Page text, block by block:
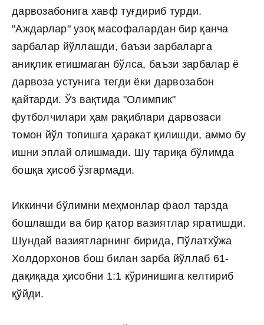
дарвозабонига хавф туғдириб турди.
"Аждарлар" узоқ масофалардан бир қанча
зарбалар йўллашди, баъзи зарбаларга
аниқлик етишмаган бўлса, баъзи зарбалар ё
дарвоза устунига тегди ёки дарвозабон
қайтарди. Ўз вақтида "Олимпик"
футболчилари ҳам рақиблари дарвозаси
томон йўл топишга ҳаракат қилишди, аммо бу
ишни эплай олишмади. Шу тариқа бўлимда
бошқа ҳисоб ўзгармади.
Иккинчи бўлимни меҳмонлар фаол тарзда
бошлашди ва бир қатор вазиятлар яратишди.
Шундай вазиятларнинг бирида, Пўлатхўжа
Холдорхонов бош билан зарба йўллаб 61-
дақиқада ҳисобни 1:1 кўринишига келтириб
қўйди.